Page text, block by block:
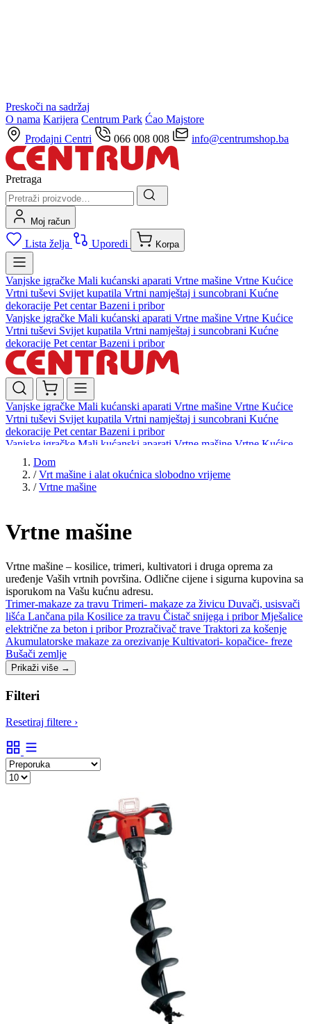
Preskoči na sadržaj
O nama Karijera Centrum Park Ćao Majstore
Prodajni Centri
066 008 008 info@centrumshop.ba
Pretraga
Moj račun
Lista želja Uporedi Korpa
Vanjske igračke Mali kućanski aparati Vrtne mašine Vrtne Kućice
Vrtni tuševi Svijet kupatila Vrtni namještaj i suncobrani Kućne
dekoracije Pet centarBazeni i pribor
Vanjske igračke Mali kućanski aparati Vrtne mašine Vrtne Kućice
Vrtni tuševi Svijet kupatila Vrtni namještaj i suncobrani Kućne
dekoracije Pet centarBazeni i pribor
Vanjske igračke Mali kućanski aparati Vrtne mašine Vrtne Kućice
Vrtni tuševi Svijet kupatila Vrtni namještaj i suncobrani Kućne
dekoracije Pet centarBazeni i pribor
Vanjske igračke Mali kućanski aparati Vrtne mašine Vrtne Kućice
Vrtni tuševi
dekoracijePet centar Bazeni i pribor
Dom
/ Vrt mašine i alat okućnica slobodno vrijeme
/ Vrtne mašine
Vrtne mašine
Vrtne mašine – kosilice, trimeri, kultivatori i druga oprema za
uređenje Vaših vrtnih površina. Odlične cijene i sigurna kupovina sa
isporukom na Vašu kućnu adresu.
Trimer-makaze za travu Trimeri- makaze za živicu Duvači, usisvači
lišća Lančana pila Kosilice za travu Čistač snijega i priborMješalice
električne za beton i priborProzračivač trave Traktori za košenje
Akumulatorske makaze za orezivanje Kultivatori- kopačice- freze
Bušači zemlje
Prikaži više →
Filteri
Resetiraj filtere ›